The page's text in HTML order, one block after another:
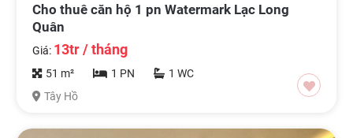
Cho thuê căn hộ 1 pn Watermark Lạc Long
Quân
Giá: 13tr / tháng
51 m² 1 PN
1 WC
Tây Hồ